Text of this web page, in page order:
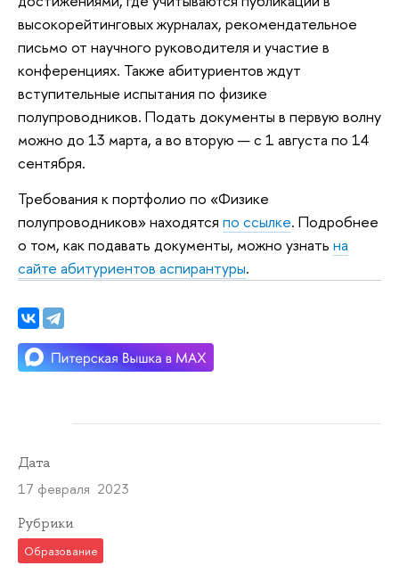
высокорейтинговых журналах, рекомендательное
письмо от научного руководителя и участие в
конференциях. Также абитуриентов ждут
вступительные испытания по физике
полупроводников. Подать документы в первую волну
можно до 13 марта, а во вторую — с 1 августа по 14
сентября.
Требования к портфолио по «Физике
полупроводников» находятся по ссылке. Подробнее
о том, как подавать документы, можно узнать на
сайте абитуриентов аспирантуры.
Дата
17 февраля 2023
Рубрики
Образование